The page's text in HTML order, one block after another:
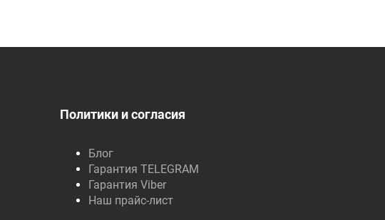
Политики и согласия
Блог
Гарантия TELEGRAM
Гарантия Viber
Наш прайс-лист